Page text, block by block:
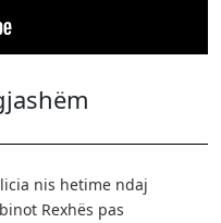
nis hetime ndaj
Rexhës pas